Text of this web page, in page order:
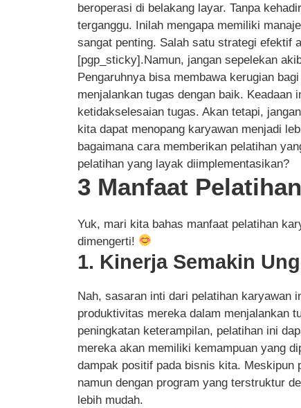
beroperasi di belakang layar. Tanpa
terganggu. Inilah mengapa memiliki
sangat penting. Salah satu strategi efektif
[pgp_sticky].Namun, jangan sepelekan
Pengaruhnya bisa membawa kerugian
menjalankan tugas dengan baik. Keadaan
ketidakselesaian tugas. Akan tetapi,
kita dapat menopang karyawan menjadi
bagaimana cara memberikan pelatihan
pelatihan yang layak diimplementasikan?
3 Manfaat
Yuk, mari kita bahas manfaat pelatihan
dimengerti!
1. Kinerja Semakin
Nah, sasaran inti dari pelatihan karyawan
produktivitas mereka dalam menjalankan
peningkatan keterampilan, pelatihan ini
mereka akan memiliki kemampuan yang
dampak positif pada bisnis kita. Meskipun
namun dengan program yang terstruktur
lebih mudah.